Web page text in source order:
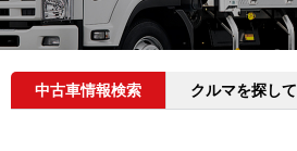
中古車情報検索 クルマを探して